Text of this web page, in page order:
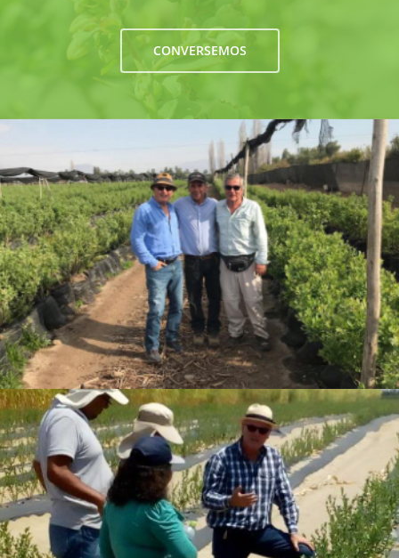
CONVERSEMOS